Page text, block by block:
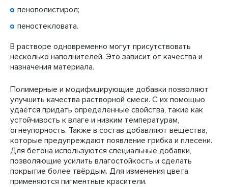
пенополистирол;
пеностекловата.
В растворе одновременно могут присутствовать
несколько наполнителей. Это зависит от качества и
назначения материала.
Полимерные и модифицирующие добавки позволяют
улучшить качества растворной смеси. С их помощью
удаётся придать определённые свойства, такие как
устойчивость к влаге и низким температурам,
огнеупорность. Также в состав добавляют вещества,
которые предупреждают появление грибка и плесени.
Для бетона используются специальные добавки,
позволяющие усилить влагостойкость и сделать
покрытие более твёрдым. Для изменения цвета
применяются пигментные красители.